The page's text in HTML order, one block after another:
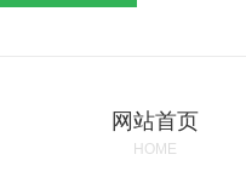
网站首页
HOME